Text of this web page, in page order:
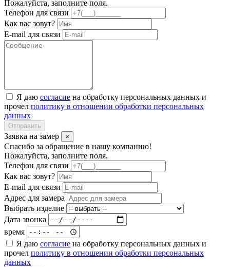
Пожалуйста, заполните поля.
Телефон для связи
Как вас зовут?
E-mail для связи
Я даю согласие на обработку персональных данных и
прочел политику в отношении обработки персональных
данных
Отправить
Заявка на замер ×
Спасибо за обращение в нашу компанию!
Пожалуйста, заполните поля.
Телефон для связи
Как вас зовут?
E-mail для связи
Адрес для замера
Выбрать изделие
Дата звонка
время
Я даю согласие на обработку персональных данных и
прочел политику в отношении обработки персональных
данных